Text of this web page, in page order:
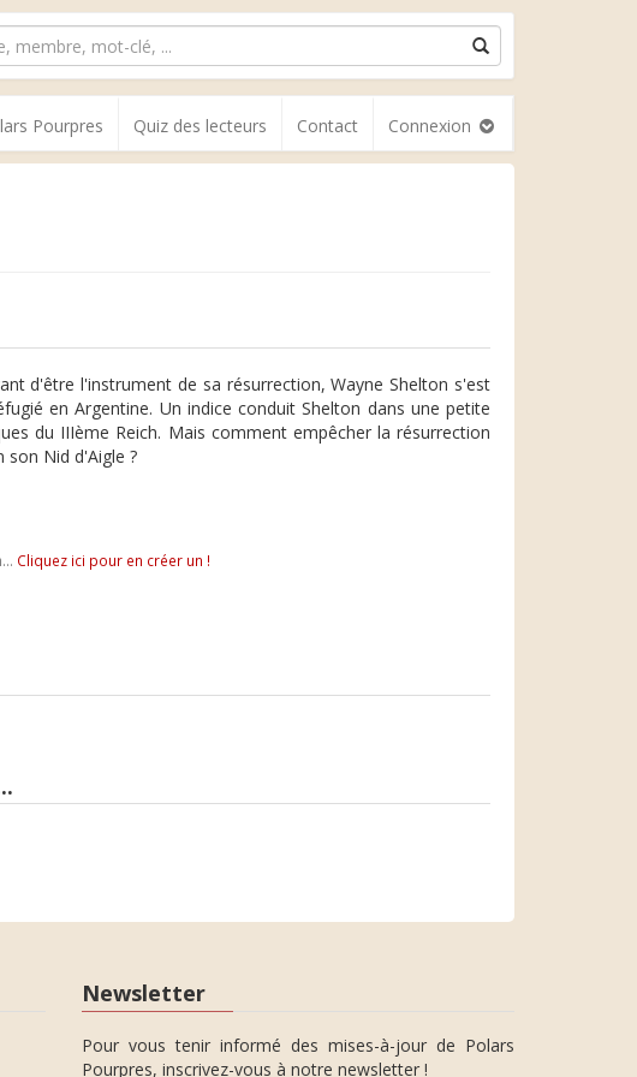
Pourpres Quiz des lecteurs Contact Connexion
d'être l'instrument de sa résurrection, Wayne Shelton s'est
en Argentine. Un indice conduit Shelton dans une petite
du IIIème Reich. Mais comment empêcher la résurrection
son Nid d'Aigle ?
Cliquez ici pour en créer un !
Newsletter
Pour vous tenir informé des mises-à-jour de Polars
Pourpres, inscrivez-vous à notre newsletter !